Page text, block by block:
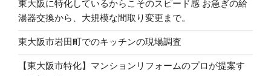
東大阪に特化しているからこそのスピード感 お急ぎの給
湯器交換から、大規模な間取り変更まで。
東大阪市岩田町でのキッチンの現場調査
【東大阪市特化】マンションリフォームのプロが提案す